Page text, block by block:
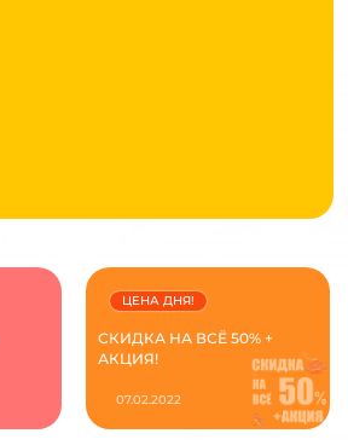
СКИДКА НА ВСЁ 50% +
АКЦИЯ!
ЦЕНА ДНЯ!
07.02.2022